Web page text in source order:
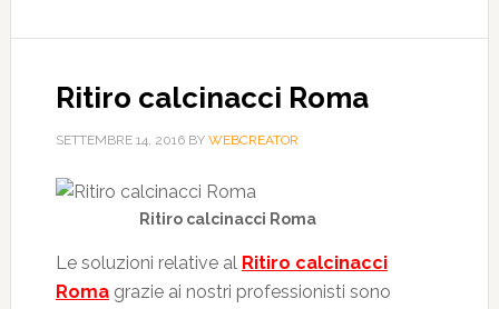
Ritiro calcinacci Roma
SETTEMBRE 14, 2016BY WEBCREATOR
Ritiro calcinacci Roma
Le soluzioni relative al Ritiro calcinacci
Romagrazie ai nostri professionisti sono